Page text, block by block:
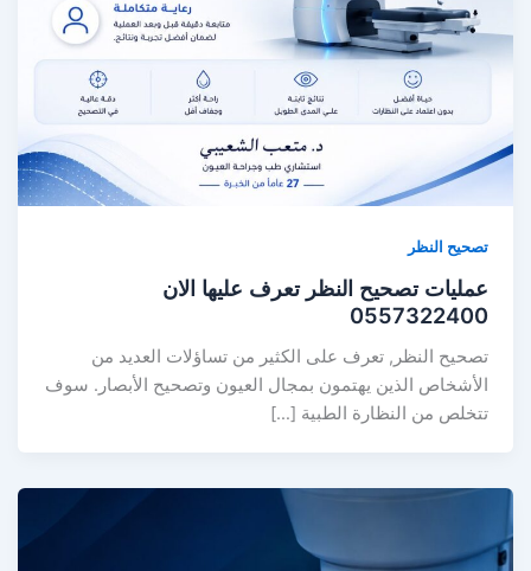
تصحيح النظر
عمليات تصحيح النظر تعرف عليها الان
0557322400
تصحيح النظر, تعرف على الكثير من تساؤلات العديد من
الأشخاص الذين يهتمون بمجال العيون وتصحيح الأبصار. سوف
تتخلص من النظارة الطبية […]